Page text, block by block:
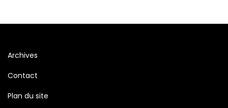
Archives
Contact
Plan du site